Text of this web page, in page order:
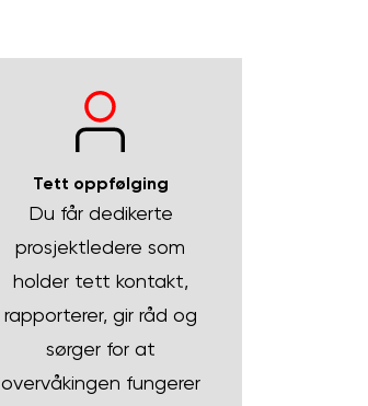
Tett oppfølging
Du får dedikerte
prosjektledere som
holder tett kontakt,
rapporterer, gir råd og
sørger for at
overvåkingen fungerer